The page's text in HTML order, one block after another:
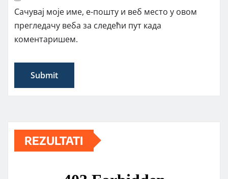
Сачувај моје име, е-пошту и веб место у овом
прегледачу веба за следећи пут када
коментаришем.
REZULTATI